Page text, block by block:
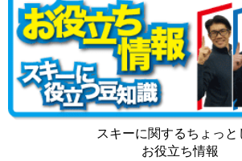
スキーに関するちょっと
お役立ち情報